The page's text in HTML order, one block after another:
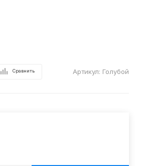
Сравнить Артикул: Голубой